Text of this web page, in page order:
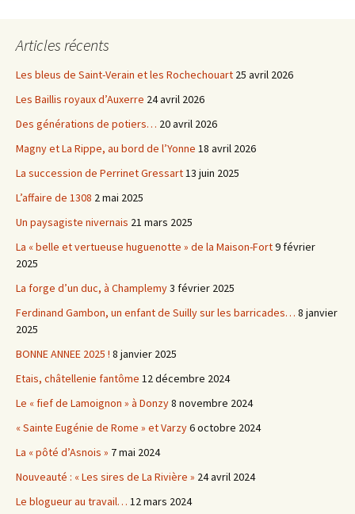
Articles récents
Les bleus de Saint-Verain et les Rochechouart 25 avril 2026
Les Baillis royaux d’Auxerre 24 avril 2026
Des générations de potiers… 20 avril 2026
Magny et La Rippe, au bord de l’Yonne 18 avril 2026
La succession de Perrinet Gressart13 juin 2025
L’affaire de 1308 2 mai 2025
Un paysagiste nivernais 21 mars 2025
La « belle et vertueuse huguenotte » de la Maison-Fort9 février
2025
La forge d’un duc, à Champlemy3 février 2025
Ferdinand Gambon, un enfant de Suilly sur les barricades… 8 janvier
2025
BONNE ANNEE 2025 ! 8 janvier 2025
Etais, châtellenie fantôme 12 décembre 2024
Le « fief de Lamoignon » à Donzy8 novembre 2024
« Sainte Eugénie de Rome » et Varzy6 octobre 2024
La « pôté d’Asnois » 7 mai 2024
Nouveauté : « Les sires de La Rivière » 24 avril 2024
Le blogueur au travail… 12 mars 2024